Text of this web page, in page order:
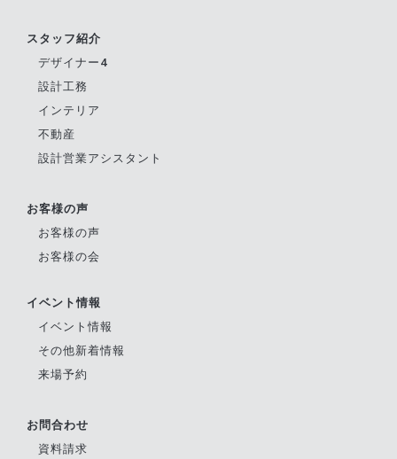
スタッフ紹介
デザイナー4
設計工務
インテリア
不動産
設計営業アシスタント
お客様の声
お客様の声
お客様の会
イベント情報
イベント情報
その他新着情報
来場予約
お問合わせ
資料請求